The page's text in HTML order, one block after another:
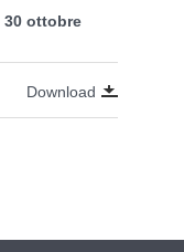
30 ottobre
Download